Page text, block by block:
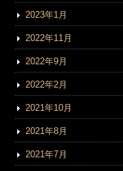
2023年1月
2022年11月
2022年9月
2022年2月
2021年10月
2021年8月
2021年7月